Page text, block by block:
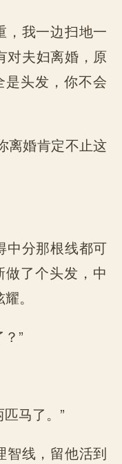
我一边扫地一
对夫妇离婚，原
头发，你不会
离婚肯定不止这
分那根线都可
了个头发，中
。
”
马了。”
线，留他活到